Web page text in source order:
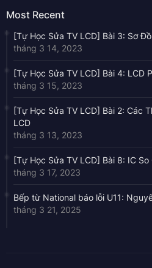
Most Recent
[Tự Học Sửa TV LCD] Bài 3: Sơ
tháng 3 14, 2023
[Tự Học Sửa TV LCD] Bài 4: LCD
tháng 3 15, 2023
[Tự Học Sửa TV LCD] Bài 2: Các
LCD
tháng 3 13, 2023
[Tự Học Sửa TV LCD] Bài 8: IC So
tháng 3 17, 2023
Bếp từ National báo lỗi U11:
tháng 3 21, 2025